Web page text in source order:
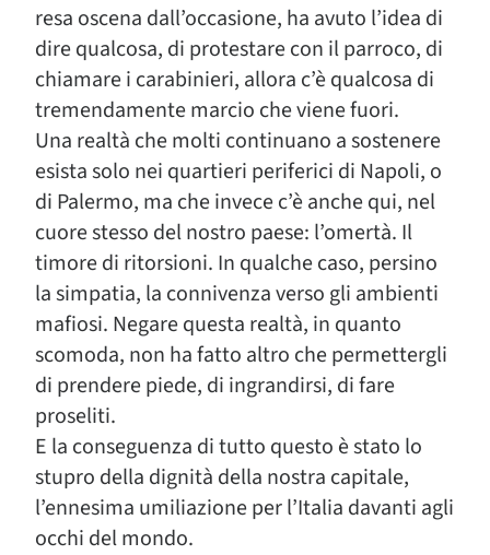
resa oscena dall’occasione, ha avuto l’idea di
dire qualcosa, di protestare con il parroco, di
chiamare i carabinieri, allora c’è qualcosa di
tremendamente marcio che viene fuori.
Una realtà che molti continuano a sostenere
esista solo nei quartieri periferici di Napoli, o
di Palermo, ma che invece c’è anche qui, nel
cuore stesso del nostro paese: l’omertà. Il
timore di ritorsioni. In qualche caso, persino
la simpatia, la connivenza verso gli ambienti
mafiosi. Negare questa realtà, in quanto
scomoda, non ha fatto altro che permettergli
di prendere piede, di ingrandirsi, di fare
proseliti.
E la conseguenza di tutto questo è stato lo
stupro della dignità della nostra capitale,
l’ennesima umiliazione per l’Italia davanti agli
occhi del mondo.